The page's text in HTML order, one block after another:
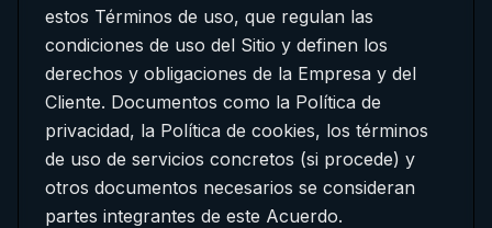
estos Términos de uso, que regulan las
condiciones de uso del Sitio y definen los
derechos y obligaciones de la Empresa y del
Cliente. Documentos como la Política de
privacidad, la Política de cookies, los términos
de uso de servicios concretos (si procede) y
otros documentos necesarios se consideran
partes integrantes de este Acuerdo.